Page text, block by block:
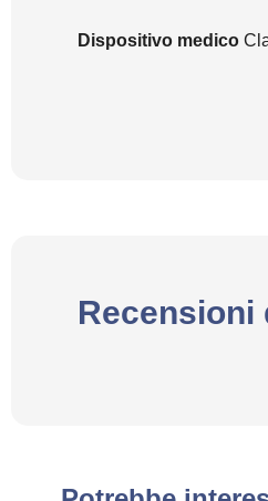
Dispositivo medico
Recensioni